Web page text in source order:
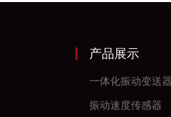
产品展示
一体化振动变送
振动速度传感器